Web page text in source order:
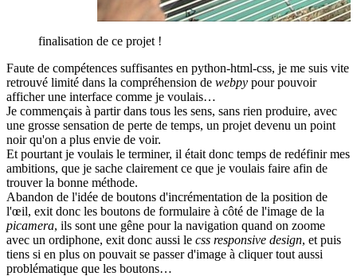
finalisation de ce projet !
Faute de compétences suffisantes en python-html-css, je me suis vite
retrouvé limité dans la compréhension de webpy pour pouvoir
afficher une interface comme je voulais…
Je commençais à partir dans tous les sens, sans rien produire, avec
une grosse sensation de perte de temps, un projet devenu un point
noir qu'on a plus envie de voir.
Et pourtant je voulais le terminer, il était donc temps de redéfinir mes
ambitions, que je sache clairement ce que je voulais faire afin de
trouver la bonne méthode.
Abandon de l'idée de boutons d'incrémentation de la position de
l'œil, exit donc les boutons de formulaire à côté de l'image de la
picamera, ils sont une gêne pour la navigation quand on zoome
avec un ordiphone, exit donc aussi le css responsive design, et puis
tiens si en plus on pouvait se passer d'image à cliquer tout aussi
problématique que les boutons…